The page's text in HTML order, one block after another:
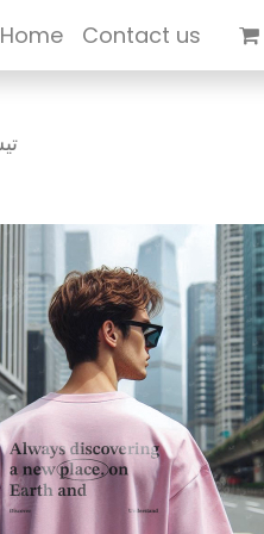
Home Contact us